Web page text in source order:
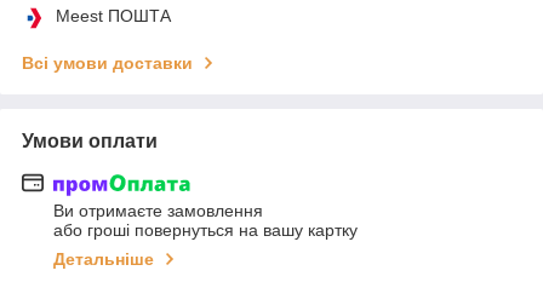
Meest ПОШТА
Всі умови доставки
Умови оплати
Ви отримаєте замовлення
або гроші повернуться на вашу картку
Детальніше